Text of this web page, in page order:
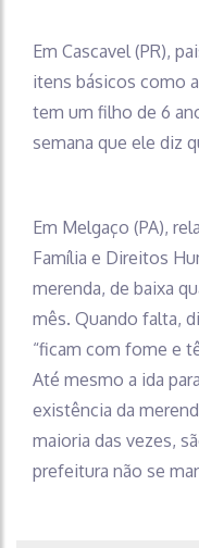
Em Cascavel (PR),
itens básicos como
tem um filho de 6
semana que ele diz
Em Melgaço (PA),
Família e Direitos
merenda, de baixa
mês. Quando falta,
“ficam com fome e
Até mesmo a ida
existência da
maioria das vezes,
prefeitura não se